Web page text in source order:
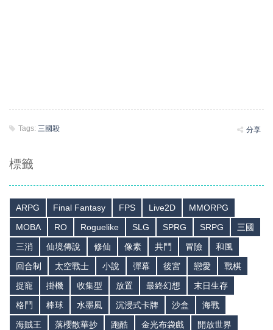
Tags: 三國殺 分享
標籤
ARPG Final Fantasy FPS Live2D
MMORPG
MOBA
RO Roguelike SLG SPRG SRPG
三國
三消
仙境傳說 修仙 像素 共鬥 冒險
和風
回合制
太空戰士 小說 彈幕 後宮 戀愛
戰棋
捉寵
掛機 收集型 放置 最終幻想
末日生存
格鬥
棒球 水墨風 沉浸式卡牌 沙盒
海戰
海賊王
落櫻散華抄 跑酷 金光布袋戲
開放世界